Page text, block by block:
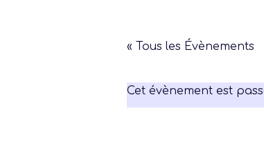
« Tous les Évènements
Cet évènement est